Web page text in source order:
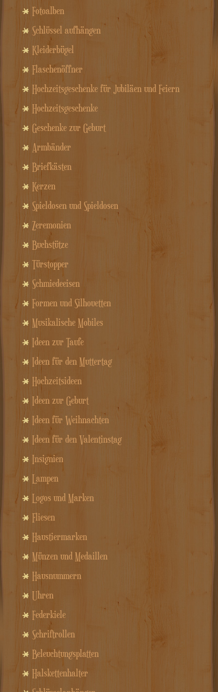
Fotoalben
Schlüssel aufhängen
Kleiderbügel
Flaschenöffner
Hochzeitsgeschenke für Jubiläen und Feiern
Hochzeitsgeschenke
Geschenke zur Geburt
Armbänder
Briefkästen
Kerzen
Spieldosen und Spieldosen
Zeremonien
Buchstütze
Türstopper
Schmiedeeisen
Formen und Silhouetten
Musikalische Mobiles
Ideen zur Taufe
Ideen für den Muttertag
Hochzeitsideen
Ideen zur Geburt
Ideen für Weihnachten
Ideen für den Valentinstag
Insignien
Lampen
Logos und Marken
Fliesen
Haustiermarken
Münzen und Medaillen
Hausnummern
Uhren
Federkiele
Schriftrollen
Beleuchtungsplatten
Halskettenhalter